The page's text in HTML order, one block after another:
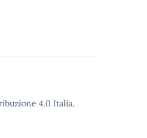
4.0 Italia.